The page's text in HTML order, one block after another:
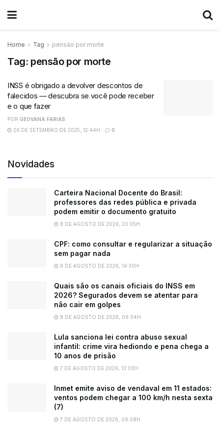
Home Tag pensão por morte
Tag: pensão por morte
INSS é obrigado a devolver descontos de
falecidos — descubra se você pode receber
e o que fazer
POR GEOVANA FARIAS
20 DE SETEMBRO DE 2025, 12:44H
0
Novidades
Carteira Nacional Docente do Brasil:
professores das redes pública e privada
podem emitir o documento gratuito
8 DE AGOSTO DE 2026, 20:05H
CPF: como consultar e regularizar a situação
sem pagar nada
8 DE AGOSTO DE 2026, 14:30H
Quais são os canais oficiais do INSS em
2026? Segurados devem se atentar para
não cair em golpes
8 DE AGOSTO DE 2026, 09:04H
Lula sanciona lei contra abuso sexual
infantil: crime vira hediondo e pena chega a
10 anos de prisão
7 DE AGOSTO DE 2026, 13:03H
Inmet emite aviso de vendaval em 11 estados:
ventos podem chegar a 100 km/h nesta sexta
(7)
7 DE AGOSTO DE 2026, 09:08H